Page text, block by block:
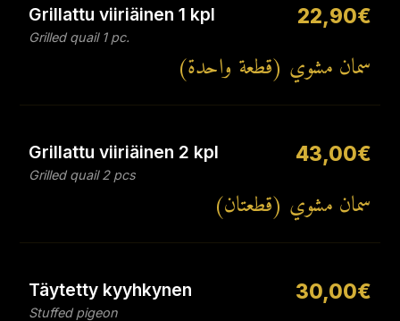
Grillattu viiriäinen 1 kpl
Grilled quail 1 pc.
22,90€
سمان مشوي (قطعة واحدة)
Grillattu viiriäinen 2 kpl
Grilled quail 2 pcs
43,00€
سمان مشوي (قطعتان)
Täytetty kyyhkynen
Stuffed pigeon
30,00€